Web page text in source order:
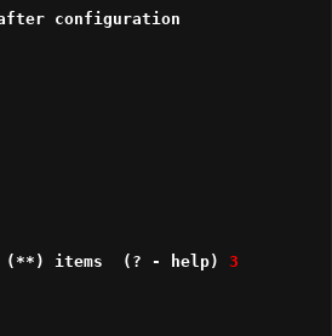
after configuration
(**) items (? - help) 3